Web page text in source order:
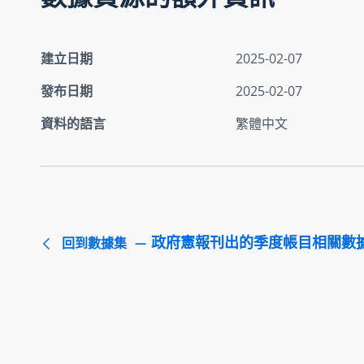
建立日期
2025-02-07
發布日期
2025-02-07
資料的語言
繁體中文
回到數據集 政府憲報刊出的季度帳目相關數